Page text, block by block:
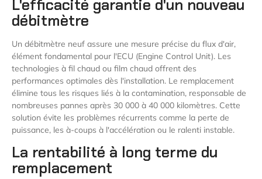
L'efficacité garantie d'un nouveau
débitmètre
Un débitmètre neuf assure une mesure précise du flux d'air,
élément fondamental pour l'ECU (Engine Control Unit). Les
technologies à fil chaud ou film chaud offrent des
performances optimales dès l'installation. Le remplacement
élimine tous les risques liés à la contamination, responsable de
nombreuses pannes après 30 000 à 40 000 kilomètres. Cette
solution évite les problèmes récurrents comme la perte de
puissance, les à-coups à l'accélération ou le ralenti instable.
La rentabilité à long terme du
remplacement